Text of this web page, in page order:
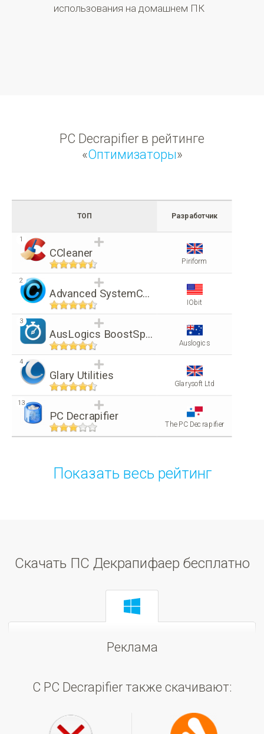
использования на домашнем ПК
PC Decrapifier в рейтинге
«Оптимизаторы»
ТОП Разработчик
1
CCleaner
Piriform
2
Advanced SystemCare Free
IObit
3
AusLogics BoostSpeed
Auslogics
4
Glary Utilities
Glarysoft Ltd
13
PC Decrapifier
The PC Decrapifier
Показать весь рейтинг
Скачать ПС Декрапифаер бесплатно
Реклама
С PC Decrapifier также скачивают: